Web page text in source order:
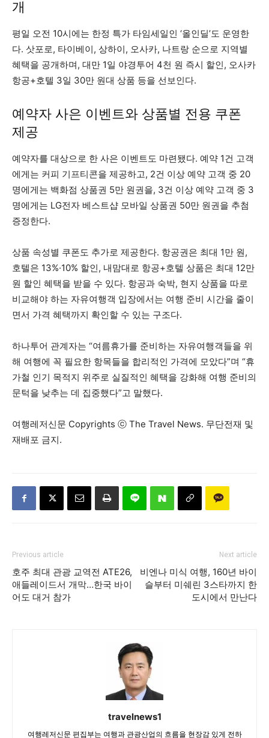
개
평일 오전 10시에는 한정 특가 타임세일인 ‘올인딜’도 운영한
다. 삿포로, 타이베이, 상하이, 오사카, 나트랑 순으로 지역별
혜택을 공개하며, 대만 1일 야경투어 4천 원 즉시 할인, 오사카
항공+호텔 3일 30만 원대 상품 등을 선보인다.
예약자 사은 이벤트와 상품별 전용 쿠폰
제공
예약자를 대상으로 한 사은 이벤트도 마련됐다. 예약 1건 고객
에게는 커피 기프티콘을 제공하고, 2건 이상 예약 고객 중 20
명에게는 백화점 상품권 5만 원권을, 3건 이상 예약 고객 중 3
명에게는 LG전자 베스트샵 모바일 상품권 50만 원권을 추첨
증정한다.
상품 속성별 쿠폰도 추가로 제공한다. 항공권은 최대 1만 원,
호텔은 13%·10% 할인, 내맘대로 항공+호텔 상품은 최대 12만
원 할인 혜택을 받을 수 있다. 항공과 숙박, 현지 상품을 따로
비교해야 하는 자유여행객 입장에서는 여행 준비 시간을 줄이
면서 가격 혜택까지 확인할 수 있는 구조다.
하나투어 관계자는 “여름휴가를 준비하는 자유여행객들을 위
해 여행에 꼭 필요한 항목들을 합리적인 가격에 모았다”며 “휴
가철 인기 목적지 위주로 실질적인 혜택을 강화해 여행 준비의
문턱을 낮추는 데 집중했다”고 말했다.
여행레저신문 Copyrights ⓒ The Travel News. 무단전재 및
재배포 금지.
Previous article
호주 최대 관광 교역전 ATE26,
애들레이드서 개막…한국 바이
어도 대거 참가
Next article
비엔나 미식 여행, 160년 바이
슬부터 미쉐린 3스타까지 한
도시에서 만난다
travelnews1
여행레저신문 편집부는 여행과 관광산업의 흐름을 현장감 있게 전하